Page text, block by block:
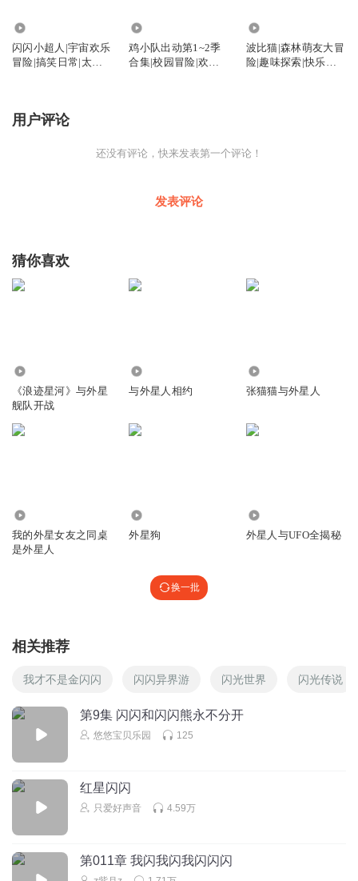
闪闪小超人|宇宙欢乐
冒险|搞笑日常|太空
鸡小队出动第1~2季
合集|校园冒险|欢乐
波比猫|森林萌友大冒
险|趣味探索|快乐成
用户评论
还没有评论，快来发表第一个评论！
发表评论
猜你喜欢
《浪迹星河》与外星
舰队开战
与外星人相约 张猫猫与外星人
我的外星女友之同桌
是外星人
外星狗 外星人与UFO全揭秘
换一批
相关推荐
我才不是金闪闪 闪闪异界游 闪光世界 闪光传说
第9集 闪闪和闪闪熊永不分开
悠悠宝贝乐园 125
红星闪闪
只爱好声音 4.59万
第011章 我闪我闪我闪闪闪